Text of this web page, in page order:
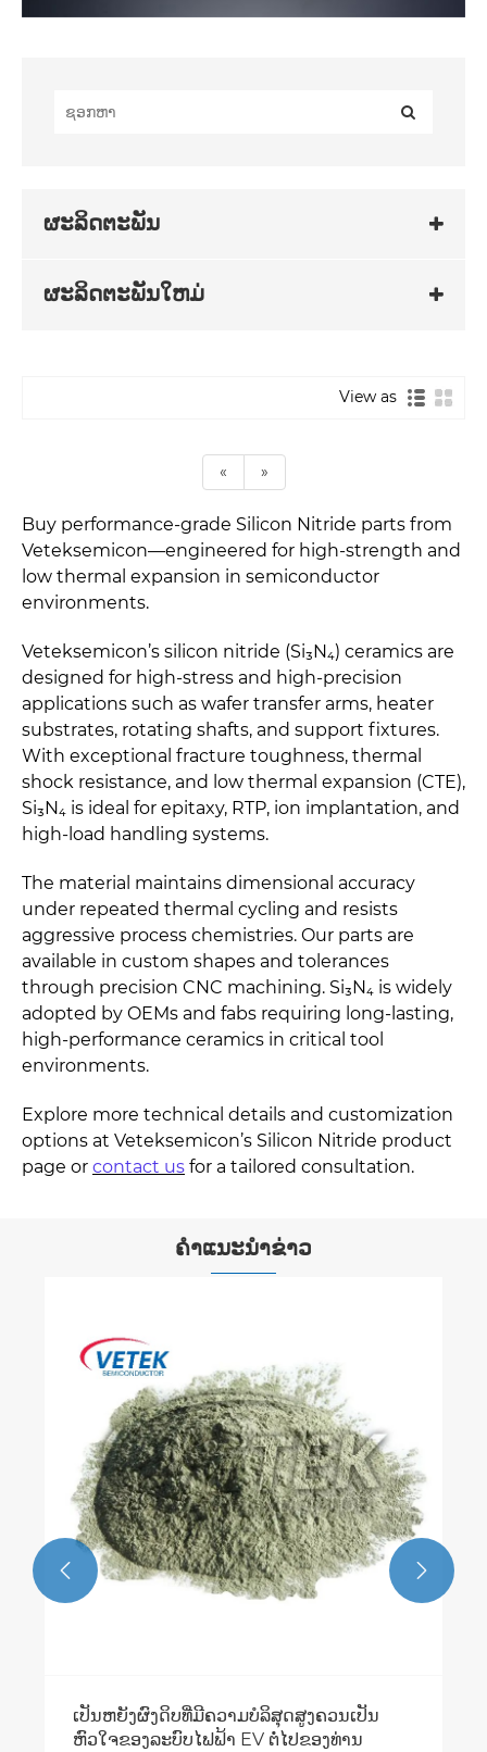
ຜະລິດຕະພັນ
ຜະລິດຕະພັນໃຫມ່
View as
« »
Buy performance-grade Silicon Nitride parts from
Veteksemicon—engineered for high-strength and
low thermal expansion in semiconductor
environments.
Veteksemicon’s silicon nitride (Si₃N₄) ceramics are
designed for high-stress and high-precision
applications such as wafer transfer arms, heater
substrates, rotating shafts, and support fixtures.
With exceptional fracture toughness, thermal
shock resistance, and low thermal expansion (CTE),
Si₃N₄ is ideal for epitaxy, RTP, ion implantation, and
high-load handling systems.
The material maintains dimensional accuracy
under repeated thermal cycling and resists
aggressive process chemistries. Our parts are
available in custom shapes and tolerances
through precision CNC machining. Si₃N₄ is widely
adopted by OEMs and fabs requiring long-lasting,
high-performance ceramics in critical tool
environments.
Explore more technical details and customization
options at Veteksemicon’s Silicon Nitride product
page or contact us for a tailored consultation.
ຄໍາແນະນໍາຂ່າວ
ເປັນຫຍັງຜົງດິບທີ່ມີຄວາມບໍລິສຸດສູງຄວນເປັນ
ຫົວໃຈຂອງລະບົບໄຟຟ້າ EV ຕໍ່ໄປຂອງທ່ານ
 